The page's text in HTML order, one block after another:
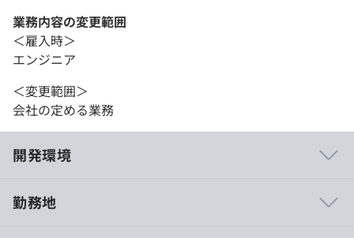
業務内容の変更範囲
＜雇入時＞
エンジニア
＜変更範囲＞
会社の定める業務
開発環境
勤務地